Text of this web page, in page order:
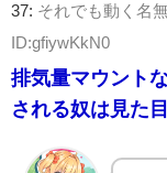
37: それでも動く名無
ID:gfiywKkN0
排気量マウント
される奴は見た